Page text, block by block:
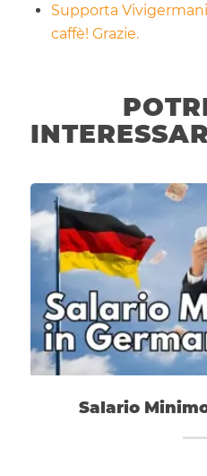
Supporta
caffè! Grazie.
Salario